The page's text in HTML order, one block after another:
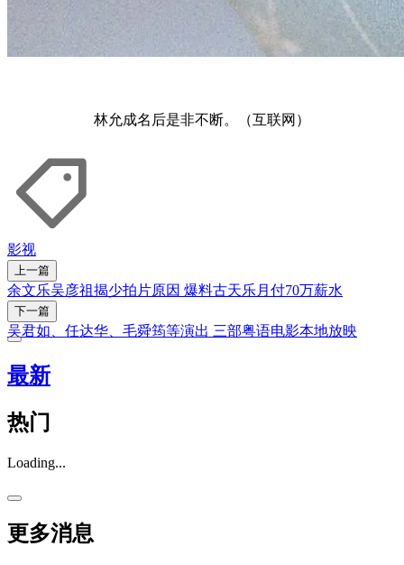
林允成名后是非不断。（互联网）
影视
上一篇
余文乐吴彦祖揭少拍片原因 爆料古天乐月付70万薪水
下一篇
吴君如、任达华、毛舜筠等演出 三部粤语电影本地放映
最新
热门
Loading...
更多消息